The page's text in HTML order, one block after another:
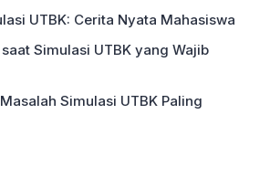
UTBK: Cerita Nyata Mahasiswa
Simulasi UTBK yang Wajib
Simulasi UTBK Paling